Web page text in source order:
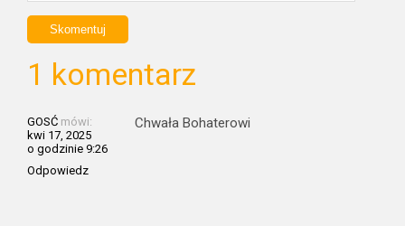
1 komentarz
GOSĆ mówi:
kwi 17, 2025
o godzinie 9:26
Odpowiedz
Chwała Bohaterowi